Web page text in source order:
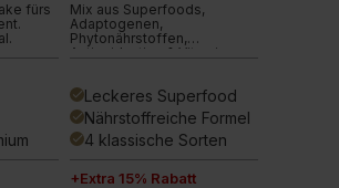
fürs
Mix aus Superfoods,
Adaptogenen,
Phytonährstoffen,
Antioxidantien & Vitaminen.
doneLeckeres Superfood
doneNährstoffreiche Formel
done4 klassische Sorten
+Extra 15% Rabatt